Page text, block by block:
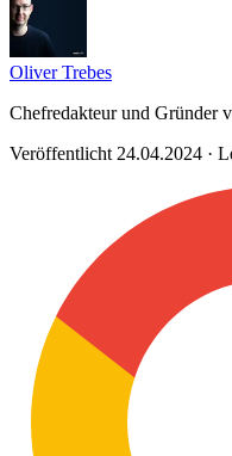
Oliver Trebes
Chefredakteur und Gründer
Veröffentlicht 24.04.2024 ·